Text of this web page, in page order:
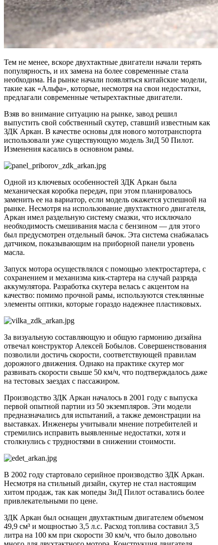
Тем не менее, вскоре двухтактные двигатели начали терять
популярность, и их замена на более современные стала
необходима. На рынке начали появляться китайские модели,
такие как «Альфа», которые, несмотря на свои недостатки,
предлагали современные четырехтактные двигатели.
Взяв во внимание ситуацию на рынке, завод решил
выпустить свой собственный скутер, ставший известным как
ЗДК Аркан. В качестве основы для нового мототранспорта
использовали уже существующую модель ЗиД 50 Пилот.
Изменения касались в основном рамы.
Одной из ключевых особенностей ЗДК Аркан была
механическая коробка передач, при этом планировалось
заменить ее на вариатор, если модель окажется успешной на
рынке. Несмотря на использование двухтактного двигателя,
Аркан имел раздельную систему смазки, что исключало
необходимость смешивания масла с бензином — для этого
был предусмотрен отдельный бачок. Эта система снабжалась
датчиком, показывающим на приборной панели уровень
масла.
Запуск мотора осуществлялся с помощью электростартера, с
сохранением и механизма кик-стартера на случай разряда
аккумулятора. Разработка скутера велась с акцентом на
качество: помимо прочной рамы, используются стеклянные
элементы оптики, которые гораздо надежнее пластиковых.
За визуальную составляющую и общую гармонию дизайна
отвечал конструктор Алексей Бобылов. Совершенствования
позволили достичь скорости, соответствующей правилам
дорожного движения. Однако на практике скутер мог
развивать скорости свыше 50 км/ч, что подтверждалось даже
на тестовых заездах с пассажиром.
Производство ЗДК Аркан началось в 2001 году с выпуска
первой опытной партии из 50 экземпляров. Эти модели
предназначались для испытаний, а также демонстрации на
выставках. Инженеры учитывали мнение потребителей и
стремились исправить выявленные недостатки, хотя и
столкнулись с трудностями в снижении стоимости.
В 2002 году стартовало серийное производство ЗДК Аркан.
Несмотря на стильный дизайн, скутер не стал настоящим
хитом продаж, так как мопеды ЗиД Пилот оставались более
привлекательными по цене.
ЗДК Аркан был оснащен двухтактным двигателем объемом
49,9 см³ и мощностью 3,5 л.с. Расход топлива составил 3,5
литра на 100 км при скорости 30 км/ч, что было довольно